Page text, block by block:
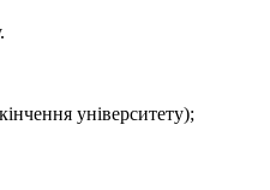
університету);